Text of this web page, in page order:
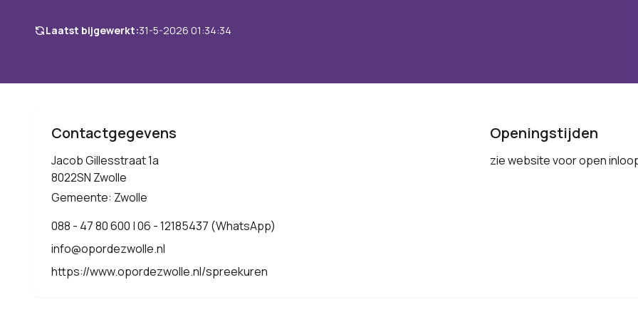
Laatst bijgewerkt:31-5-2026 01:34:34
Contactgegevens
Jacob Gillesstraat 1a
8022SN Zwolle
Gemeente: Zwolle
088 - 47 80 600 | 06 - 12185437 (WhatsApp)
info@opordezwolle.nl
https://www.opordezwolle.nl/spreekuren
Openingstijden
zie website voor open